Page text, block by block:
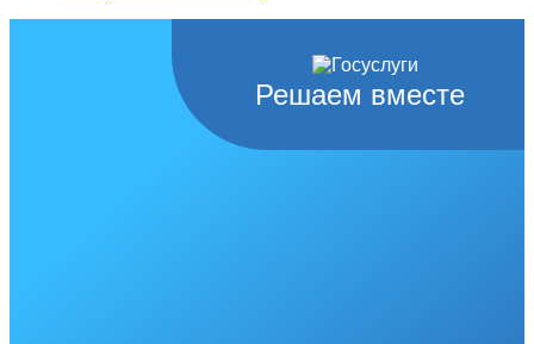
Решаем вместе